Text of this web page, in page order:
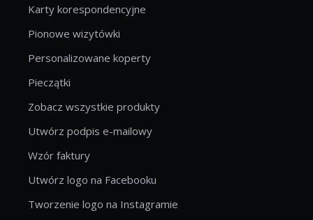
Karty korespondencyjne
Pionowe wizytówki
Personalizowane koperty
Pieczątki
Zobacz wszystkie produkty
Utwórz podpis e-mailowy
Wzór faktury
Utwórz logo na Facebooku
Tworzenie logo na Instagramie